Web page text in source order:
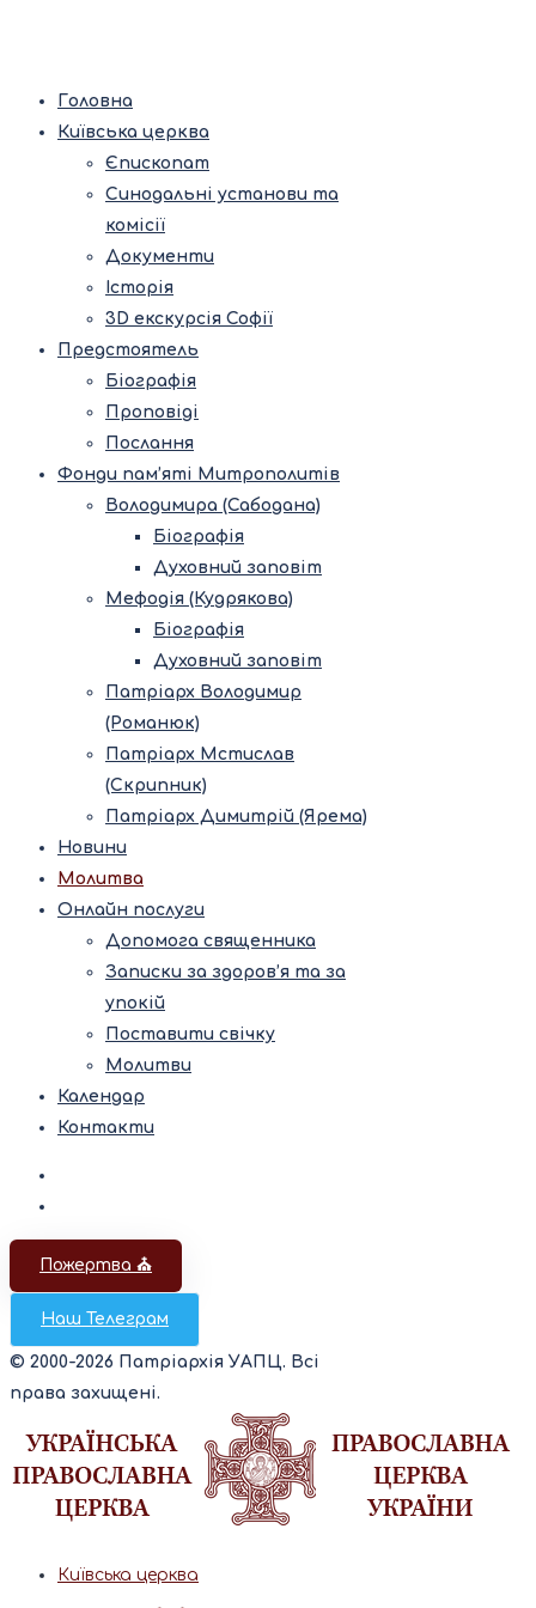
Головна
Київська церква
Єпископат
Синодальні установи та
комісії
Документи
Історія
3D екскурсія Софії
Предстоятель
Біографія
Проповіді
Послання
Фонди пам’яті Митрополитів
Володимира (Сабодана)
Біографія
Духовний заповіт
Мефодія (Кудрякова)
Біографія
Духовний заповіт
Патріарх Володимир
(Романюк)
Патріарх Мстислав
(Скрипник)
Патріарх Димитрій (Ярема)
Новини
Молитва
Онлайн послуги
Допомога священника
Записки за здоров’я та за
упокій
Поставити свічку
Молитви
Календар
Контакти
Пожертва ⛪️
Наш Телеграм
© 2000-2026 Патріархія УАПЦ. Всі
права захищені.
Київська церква